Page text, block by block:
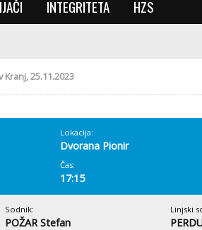
INTEGRITETA HZS
Kranj, 25.11.2023
Lokacija:
Dvorana Pionir
Čas:
17:15
Sodnik:
POŽAR Stefan
Linjski